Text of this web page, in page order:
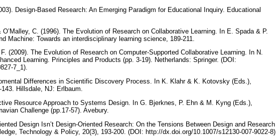
Design-Based Research: An Emerging Paradigm for Educational Inquiry. Educational
C. (1996). The Evolution of Research on Collaborative Learning. In E. Spada & P.
Machine: Towards an interdisciplinary learning science, 189-211.
(2009). The Evolution of Research on Computer-Supported Collaborative Learning. In N.
Learning. Principles and Products (pp. 3-19). Netherlands: Springer. (DOI:
7_1).
Differences in Scientific Discovery Process. In K. Klahr & K. Kotovsky (Eds.),
Hillsdale, NJ: Erlbaum.
Resource Approach to Systems Design. In G. Bjerknes, P. Ehn & M. Kyng (Eds.),
Challenge (pp.17-57). Avebury.
Design Isn’t Design-Oriented Research: On the Tensions Between Design and Research
Technology & Policy, 20(3), 193-200. (DOI: http://dx.doi.org/10.1007/s12130-007-9022-8)